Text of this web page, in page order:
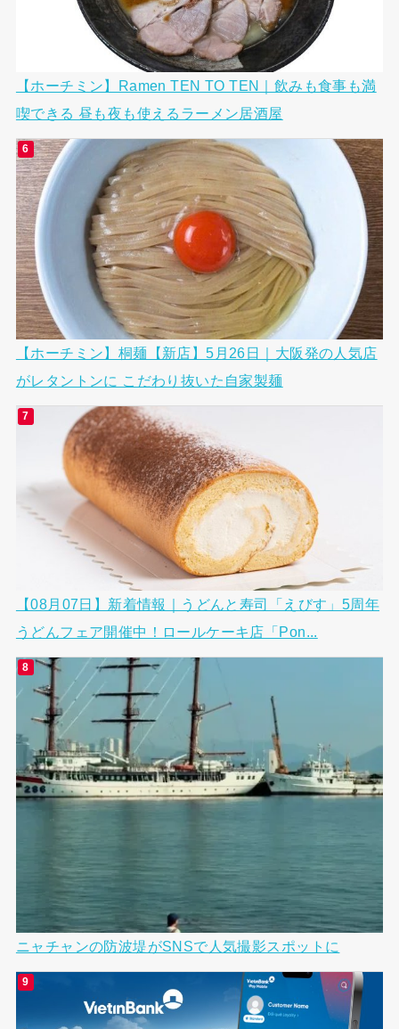
【ホーチミン】Ramen TEN TO TEN｜飲みも食事も満
喫できる 昼も夜も使えるラーメン居酒屋
【ホーチミン】桐麺【新店】5月26日｜大阪発の人気店
がレタントンに こだわり抜いた自家製麺
【08月07日】新着情報｜うどんと寿司「えびす」5周年
うどんフェア開催中！ロールケーキ店「Pon...
ニャチャンの防波堤がSNSで人気撮影スポットに